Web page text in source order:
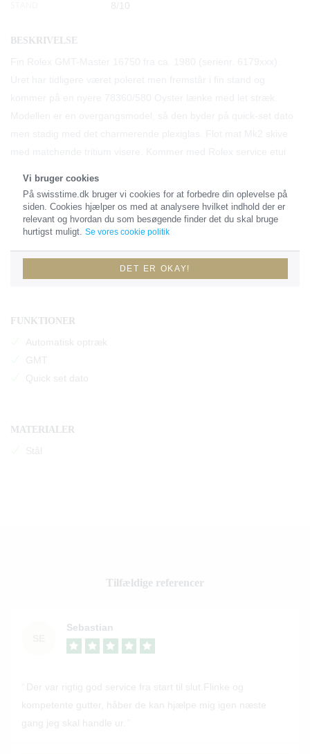
8/10
BESKRIVELSE
TILBEHØR
FUNKTIONER
Automatisk optræk
GMT
Quick set dato
MATERIALER
Stål
Tilfældige referencer
Sebastian
Der var rigtig god service fra start til slut.Flinke og
kompetente gutter, håber de kan hjælpe mig igen næste
gang jeg skal handle ur.
Vi bruger cookies
På swisstime.dk bruger vi cookies for at forbedre din oplevelse på
siden. Cookies hjælper os med at analysere hvilket indhold der er
relevant og hvordan du som besøgende finder det du skal bruge
hurtigst muligt. Se vores cookie politik
DET ER OKAY!